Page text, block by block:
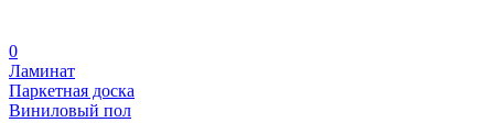
0
Ламинат
Паркетная доска
Виниловый пол